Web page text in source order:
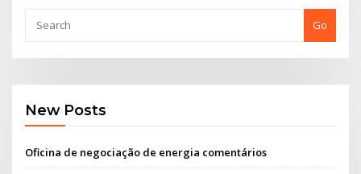
Go
New Posts
Oficina de negociação de energia comentários